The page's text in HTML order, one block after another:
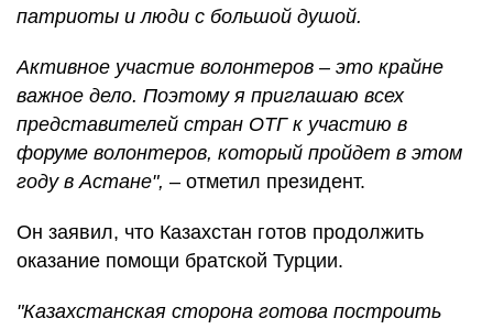
патриоты и люди с большой душой.
Активное участие волонтеров – это крайне
важное дело. Поэтому я приглашаю всех
представителей стран ОТГ к участию в
форуме волонтеров, который пройдет в этом
году в Астане", – отметил президент.
Он заявил, что Казахстан готов продолжить
оказание помощи братской Турции.
"Казахстанская сторона готова построить